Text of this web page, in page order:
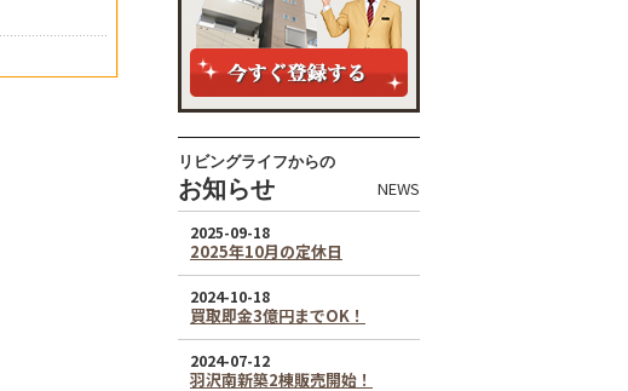
リビングライフからの
お知らせ NEWS